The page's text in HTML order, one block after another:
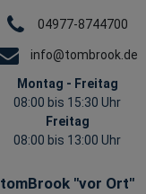
04977-8744700
info@tombrook.de
Montag - Freitag
08:00 bis 15:30 Uhr
Freitag
08:00 bis 13:00 Uhr
tomBrook "vor Ort"